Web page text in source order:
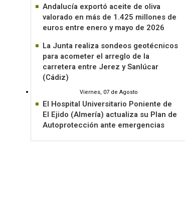
Andalucía exportó aceite de oliva
valorado en más de 1.425 millones de
euros entre enero y mayo de 2026
La Junta realiza sondeos geotécnicos
para acometer el arreglo de la
carretera entre Jerez y Sanlúcar
(Cádiz)
Viernes, 07 de Agosto
El Hospital Universitario Poniente de
El Ejido (Almería) actualiza su Plan de
Autoprotección ante emergencias